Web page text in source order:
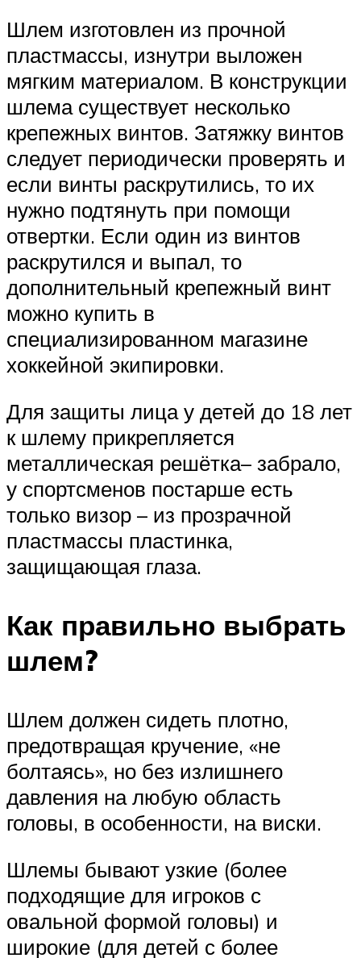
Шлем изготовлен из прочной
пластмассы, изнутри выложен
мягким материалом. В конструкции
шлема существует несколько
крепежных винтов. Затяжку винтов
следует периодически проверять и
если винты раскрутились, то их
нужно подтянуть при помощи
отвертки. Если один из винтов
раскрутился и выпал, то
дополнительный крепежный винт
можно купить в
специализированном магазине
хоккейной экипировки.
Для защиты лица у детей до 18 лет
к шлему прикрепляется
металлическая решётка– забрало,
у спортсменов постарше есть
только визор – из прозрачной
пластмассы пластинка,
защищающая глаза.
Как правильно выбрать
шлем?
Шлем должен сидеть плотно,
предотвращая кручение, «не
болтаясь», но без излишнего
давления на любую область
головы, в особенности, на виски.
Шлемы бывают узкие (более
подходящие для игроков с
овальной формой головы) и
широкие (для детей с более